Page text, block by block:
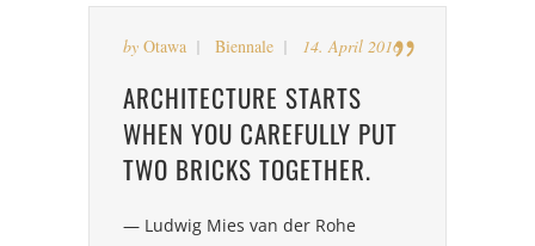
by Otawa Biennale 14. April 2016
ARCHITECTURE STARTS
WHEN YOU CAREFULLY PUT
TWO BRICKS TOGETHER.
— Ludwig Mies van der Rohe